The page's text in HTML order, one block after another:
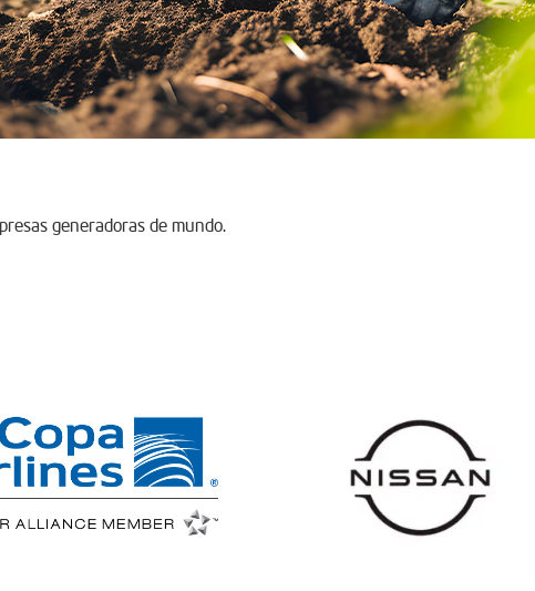
generadoras de mundo.